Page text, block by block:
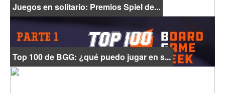
Juegos en solitario: Premios Spiel de...
Top 100 de BGG: ¿qué puedo jugar en s...